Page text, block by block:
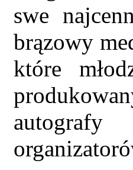
swe
brązowy
które